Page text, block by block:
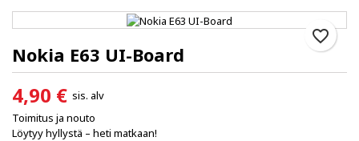
Nokia E63 UI-Board
4,90 € sis. alv
Toimitus ja nouto
Löytyy hyllystä – heti matkaan!
favorite_border